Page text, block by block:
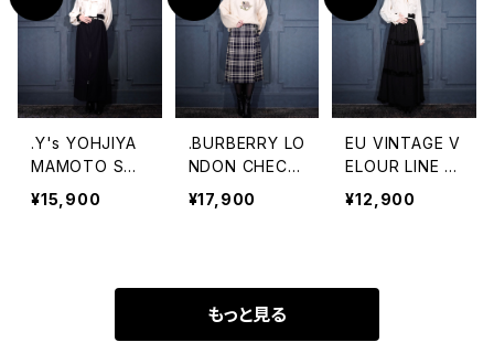
ェック柄デザイン
ウールスカート
インニットミニス
カート
.Y's YOHJIYA
MAMOTO STR
IPE PATTERNE
D WOOL LON
¥15,900
.BURBERRY LO
NDON CHECK
PATTERNED
WOOL WRAP
スカート 2000
000073491
¥17,900
EU VINTAGE V
ELOUR LINE E
MBROIDERY D
ESIGN LONG S
¥12,900
もっと見る